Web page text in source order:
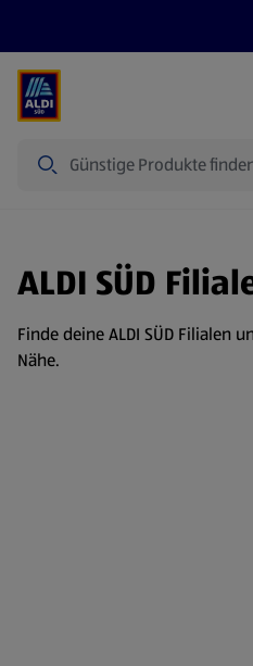
ALDI SÜD
Finde deine ALDI SÜD Filialen
Nähe.